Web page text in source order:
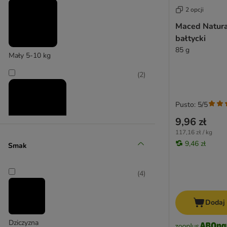
animonda
Bozita
Caniland
Cookie's Delikatess
Mały 5-10 kg
Średni 11-25 kg
(2)
Smak
Dziczyzna
(4)
2 opcji
Maced
bałtycki
85 g
9,96 zł
117,16 zł / kg
9,46 zł
Pusto: 5/5
Dodaj